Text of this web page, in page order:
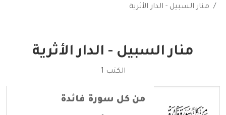
منار السبيل - الدار الأثرية
منار السبيل - الدار الأثرية
الكتب 1
من كل سورة فائدة